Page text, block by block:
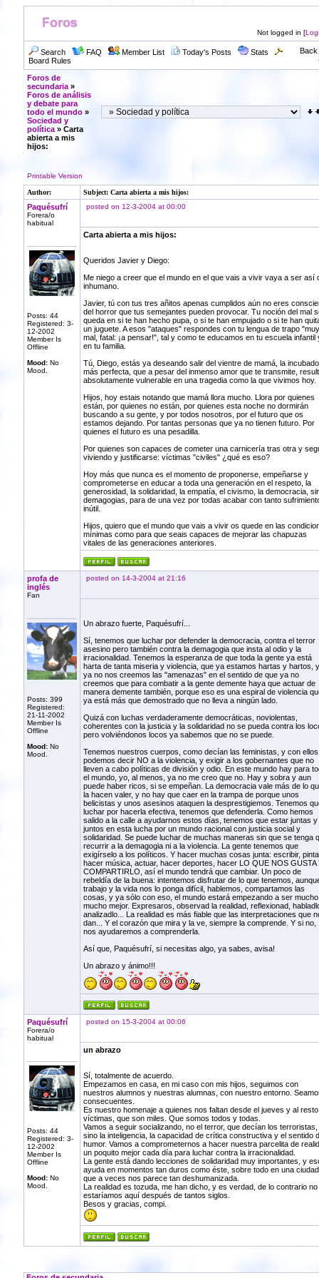
Not logged in [
Search FAQ Member List Today's Posts
Stats
Board Rules
Back
Foros de
secundaria»
Foros de análisis
y debate para
todo el mundo»
Sociedad y
política» Carta
abierta a mis
hijos:
Printable Version
Author: Subject: Carta abierta a mis hijos:
Paquésufrí
Forera/o
habitual
Posts: 44
Registered: 3-
12-2002
Member Is
Offline
Mood:No
Mood.
posted on 12-3-2004 at 00:00
Carta abierta a mis hijos:
Queridos Javier y Diego:
Me niego a creer que el mundo en el que vais a vivir vaya a ser así
inhumano.
Javier, tú con tus tres añitos apenas cumplidos aún no eres
del horror que tus semejantes pueden provocar. Tu noción del mal
queda en si te han hecho pupa, o si te han empujado o si te han
un juguete. A esos "ataques" respondes con tu lengua de trapo "muy
mal, fatal: ¡a pensar!", tal y como te educamos en tu escuela infantil
en tu familia.
Tú, Diego, estás ya deseando salir del vientre de mamá, la
más perfecta, que a pesar del inmenso amor que te transmite,
absolutamente vulnerable en una tragedia como la que vivimos hoy.
Hijos, hoy estais notando que mamá llora mucho. Llora por quienes
están, por quienes no están, por quienes esta noche no dormirán
buscando a su gente, y por todos nosotros, por el futuro que os
estamos dejando. Por tantas personas que ya no tienen futuro. Por
quienes el futuro es una pesadilla.
Por quienes son capaces de cometer una carnicería tras otra y
viviendo y justificarse: víctimas "civiles" ¿qué es eso?
Hoy más que nunca es el momento de proponerse, empeñarse y
comprometerse en educar a toda una generación en el respeto, la
generosidad, la solidaridad, la empatía, el civismo, la democracia,
demagogias, para de una vez por todas acabar con tanto
inútil.
Hijos, quiero que el mundo que vais a vivir os quede en las
mínimas como para que seais capaces de mejorar las chapuzas
vitales de las generaciones anteriores.
profa de
inglés
Fan
Posts: 399
Registered:
21-11-2002
Member Is
Offline
Mood:No
Mood.
posted on 14-3-2004 at 21:16
Un abrazo fuerte, Paquésufrí...
Sí, tenemos que luchar por defender la democracia, contra el terror
asesino pero también contra la demagogia que insta al odio y la
irracionalidad. Tenemos la esperanza de que toda la gente ya está
harta de tanta miseria y violencia, que ya estamos hartas y hartos, y
ya no nos creemos las "amenazas" en el sentido de que ya no
creemos que para combatir a la gente demente haya que actuar de
manera demente también, porque eso es una espiral de violencia
ya está más que demostrado que no lleva a ningún lado.
Quizá con luchas verdaderamente democráticas, noviolentas,
coherentes con la justicia y la solidaridad no se pueda contra los
pero volviéndonos locos ya sabemos que no se puede.
Tenemos nuestros cuerpos, como decían las feministas, y con ellos
podemos decir NO a la violencia, y exigir a los gobernantes que no
lleven a cabo políticas de división y odio. En este mundo hay para
el mundo, yo, al menos, ya no me creo que no. Hay y sobra y aun
puede haber ricos, si se empeñan. La democracia vale más de lo
la hacen valer, y no hay que caer en la trampa de porque unos
belicistas y unos asesinos ataquen la desprestigiemos. Tenemos
luchar por hacerla efectiva, tenemos que defenderla. Como hemos
salido a la calle a ayudarnos estos días, tenemos que estar juntas y
juntos en esta lucha por un mundo racional con justicia social y
solidaridad. Se puede luchar de muchas maneras sin que se tenga
recurrir a la demagogia ni a la violencia. La gente tenemos que
exigírselo a los políticos. Y hacer muchas cosas junta: escribir,
hacer música, actuar, hacer deportes, hacer LO QUE NOS GUSTA
COMPARTIRLO, así el mundo tendrá que cambiar. Un poco de
rebeldía de la buena: intentemos disfrutar de lo que tenemos,
trabajo y la vida nos lo ponga difícil, hablemos, compartamos las
cosas, y ya sólo con eso, el mundo estará empezando a ser mucho
mucho mejor. Expresaros, observad la realidad, reflexionad,
analizadlo... La realidad es más fiable que las interpretaciones que
dan... Y el corazón que mira y la ve, siempre la comprende. Y si no,
nos ayudaremos a comprenderla.
Así que, Paquésufrí, si necesitas algo, ya sabes, avisa!
Un abrazo y ánimo!!!
Paquésufrí
Forera/o
habitual
Posts: 44
Registered: 3-
12-2002
Member Is
Offline
Mood:No
Mood.
posted on 15-3-2004 at 00:06
un abrazo
Sí, totalmente de acuerdo.
Empezamos en casa, en mi caso con mis hijos, seguimos con
nuestros alumnos y nuestras alumnas, con nuestro entorno.
consecuentes.
Es nuestro homenaje a quienes nos faltan desde el jueves y al
víctimas, que son miles. Que somos todos y todas.
Vamos a seguir socializando, no el terror, que decían los terroristas,
sino la inteligencia, la capacidad de crítica constructiva y el sentido
humor. Vamos a comprometernos a hacer nuestra parcelita de
un poquito mejor cada día para luchar contra la irracionalidad.
La gente está dando lecciones de solidaridad muy importantes, y
ayuda en momentos tan duros como éste, sobre todo en una ciudad
que a veces nos parece tan deshumanizada.
La realidad es tozuda, me han dicho, y es verdad, de lo contrario no
estaríamos aquí después de tantos siglos.
Besos y gracias, compi.